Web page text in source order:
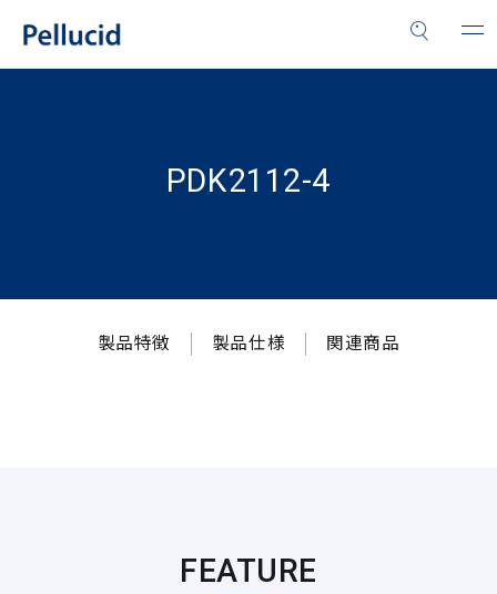
PDK2112-4
製品特徴 製品仕様 関連商品
FEATURE